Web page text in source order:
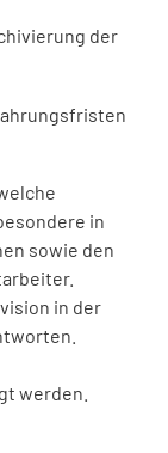
der
in
sowie den
in der
werden.